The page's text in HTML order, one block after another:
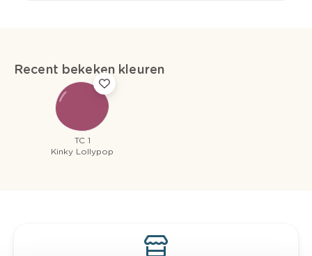
Recent bekeken kleuren
TC 1
Kinky Lollypop